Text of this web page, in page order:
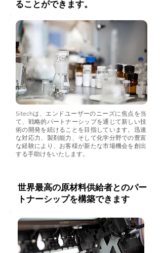
ることができます。
Sitechは、エンドユーザーのニーズに焦点を当
て、戦略的パートナーシップを通じて新しい技
術の開発を続けることを目指しています。迅速
な対応力、製剤能力、そして化学分野での豊富
な経験により、お客様が新たな市場機会を創出
する手助けをいたします。
世界最高の原材料供給者とのパー
トナーシップを構築できます